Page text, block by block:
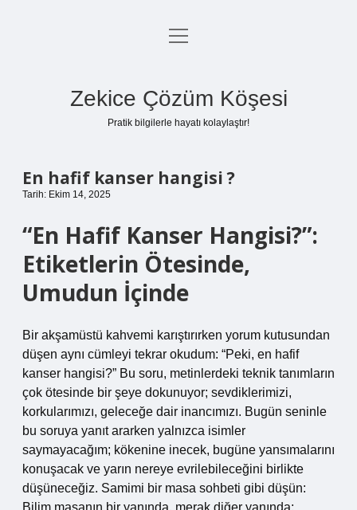
Anasayfa
Yasal Uyarı
menüyü
Zekice Çözüm Köşesi
Pratik bilgilerle hayatı kolaylaştır!
En hafif kanser hangisi ?
Tarih: Ekim 14, 2025
“En Hafif Kanser Hangisi?”:
Etiketlerin Ötesinde,
Umudun İçinde
Bir akşamüstü kahvemi karıştırırken yorum kutusundan
düşen aynı cümleyi tekrar okudum: “Peki, en hafif
kanser hangisi?” Bu soru, metinlerdeki teknik tanımların
çok ötesinde bir şeye dokunuyor; sevdiklerimizi,
korkularımızı, geleceğe dair inancımızı. Bugün seninle
bu soruya yanıt ararken yalnızca isimler
saymayacağım; kökenine inecek, bugüne yansımalarını
konuşacak ve yarın nereye evrilebileceğini birlikte
düşüneceğiz. Samimi bir masa sohbeti gibi düşün:
Bilim masanın bir yanında, merak diğer yanında;